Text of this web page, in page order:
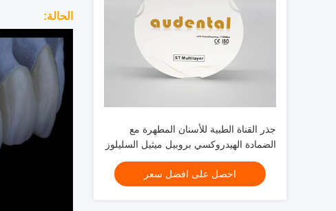
جذر القناة الطبية للأسنان المطهرة مع
الضمادة الهيدروكسي بروبيل ميثيل السليلوز
والبولي إيثيلين غليكول والماء المنظف
احصل على افضل سعر
الحالة: